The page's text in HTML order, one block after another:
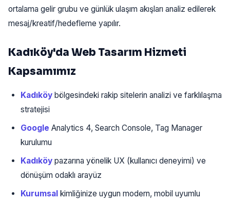
ortalama gelir grubu ve günlük ulaşım akışları analiz edilerek
mesaj/kreatif/hedefleme yapılır.
Kadıköy'da Web Tasarım Hizmeti
Kapsamımız
Kadıköy bölgesindeki rakip sitelerin analizi ve farklılaşma
stratejisi
Google Analytics 4, Search Console, Tag Manager
kurulumu
Kadıköy pazarına yönelik UX (kullanıcı deneyimi) ve
dönüşüm odaklı arayüz
Kurumsal kimliğinize uygun modern, mobil uyumlu